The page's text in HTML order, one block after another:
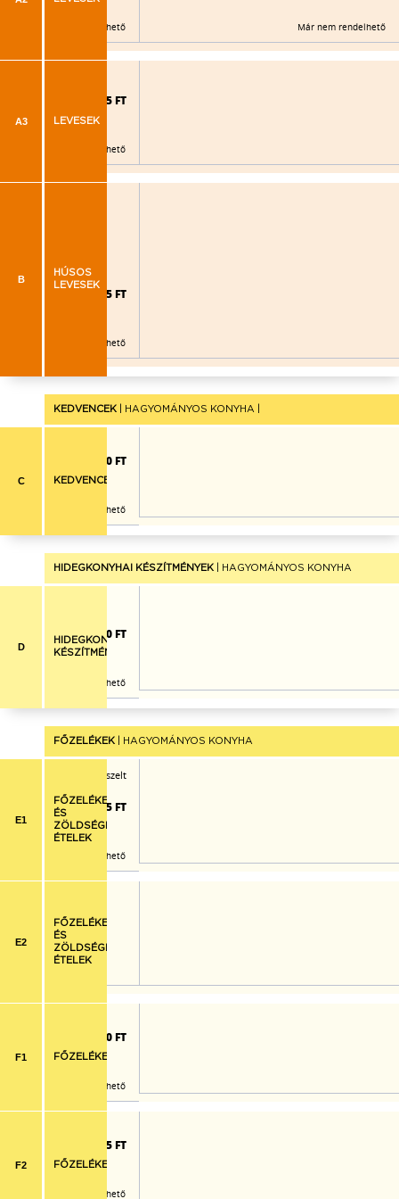
Már nem rendelhető Már nem rendelhető
A3 LEVESEK
925 FT
Már nem rendelhető
B
HÚSOS
LEVESEK
995 FT
Már nem rendelhető
KEDVENCEK | HAGYOMÁNYOS KONYHA |
C KEDVENCEK
2.060 FT
Már nem rendelhető
HIDEGKONYHAI KÉSZÍTMÉNYEK | HAGYOMÁNYOS KONYHA
D
HIDEGKONYHAI
KÉSZÍTMÉNYEK
1.030 FT
Már nem rendelhető
FŐZELÉKEK | HAGYOMÁNYOS KONYHA
E1
FŐZELÉKEK
ÉS
ZÖLDSÉGES
ÉTELEK
sült padlizsán, reszelt
1.975 FT
Már nem rendelhető
E2
FŐZELÉKEK
ÉS
ZÖLDSÉGES
ÉTELEK
F1 FŐZELÉKEK
1.730 FT
Már nem rendelhető
F2 FŐZELÉKEK
1.725 FT
Már nem rendelhető